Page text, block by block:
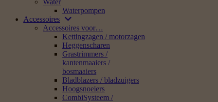
Water
Waterpompen
Accessoires
Accessoires voor…
Kettingzagen / motorzagen
Heggenscharen
Grastrimmers /
kantenmaaiers /
bosmaaiers
Bladblazers / bladzuigers
Hoogsnoeiers
CombiSysteem /